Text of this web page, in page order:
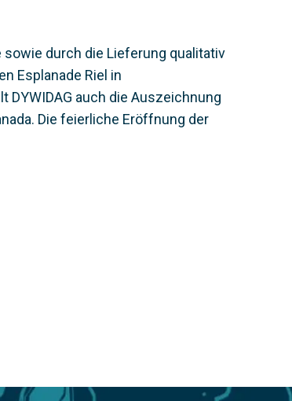
sowie durch die Lieferung qualitativ
Esplanade Riel in
DYWIDAG auch die Auszeichnung
Die feierliche Eröffnung der